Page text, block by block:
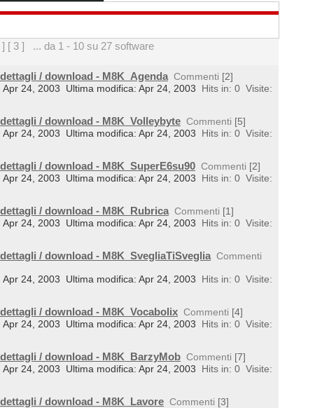
[ 3 ] ... da 1 - 10 su 27 software
/ download - M8K_Agenda Commenti [2]
Apr 24, 2003
Ultima modifica: Apr 24, 2003 Hits in: 0 Visite:
/ download - M8K_Volleybyte Commenti [5]
Apr 24, 2003
Ultima modifica: Apr 24, 2003 Hits in: 0 Visite:
/ download - M8K_SuperE6su90 Commenti [2]
Apr 24, 2003
Ultima modifica: Apr 24, 2003 Hits in: 0 Visite:
/ download - M8K_Rubrica Commenti [1]
Apr 24, 2003
Ultima modifica: Apr 24, 2003 Hits in: 0 Visite:
/ download - M8K_SvegliaTiSveglia Commenti
Apr 24, 2003
Ultima modifica: Apr 24, 2003 Hits in: 0 Visite:
/ download - M8K_Vocabolix Commenti [4]
Apr 24, 2003
Ultima modifica: Apr 24, 2003 Hits in: 0 Visite:
/ download - M8K_BarzyMob Commenti [7]
Apr 24, 2003
Ultima modifica: Apr 24, 2003 Hits in: 0 Visite:
/ download - M8K_Lavore Commenti [3]